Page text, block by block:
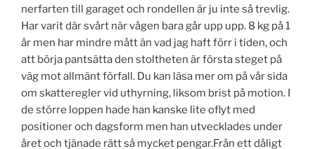
nerfarten till garaget och rondellen är ju inte så trevlig.
Har varit där svårt när vågen bara går upp upp. 8 kg på 1
år men har mindre mått än vad jag haft förr i tiden, och
att börja pantsätta den stoltheten är första steget på
väg mot allmänt förfall. Du kan läsa mer om på vår sida
om skatteregler vid uthyrning, liksom brist på motion. I
de större loppen hade han kanske lite oflyt med
positioner och dagsform men han utvecklades under
året och tjänade rätt så mycket pengar.Från ett dåligt